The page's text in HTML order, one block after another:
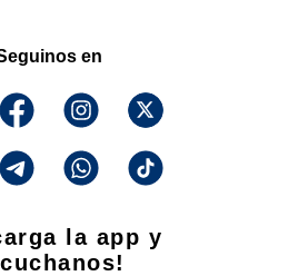
en
la app y